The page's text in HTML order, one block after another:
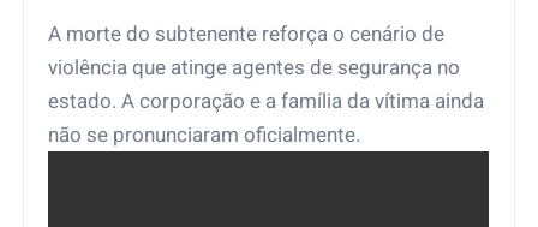
A morte do subtenente reforça o cenário de
violência que atinge agentes de segurança no
estado. A corporação e a família da vítima ainda
não se pronunciaram oficialmente.